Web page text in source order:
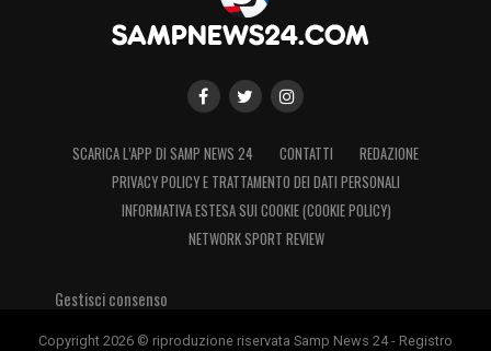
SCARICA L’APP DI SAMP NEWS 24 CONTATTI
REDAZIONE
PRIVACY POLICY E TRATTAMENTO DEI DATI PERSONALI
INFORMATIVA ESTESA SUI COOKIE (COOKIE POLICY)
NETWORK SPORT REVIEW
Gestisci consenso
Copyright 2026 © riproduzione riservata Samp News 24 - Registro